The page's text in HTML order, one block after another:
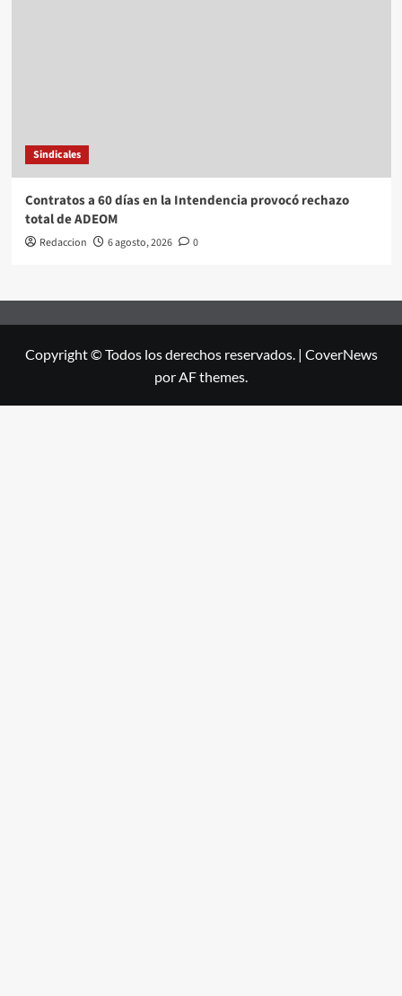
Sindicales
Contratos a 60 días en la Intendencia provocó rechazo
total de ADEOM
Redaccion 6 agosto, 2026 0
Copyright © Todos los derechos reservados. | CoverNews
por AF themes.